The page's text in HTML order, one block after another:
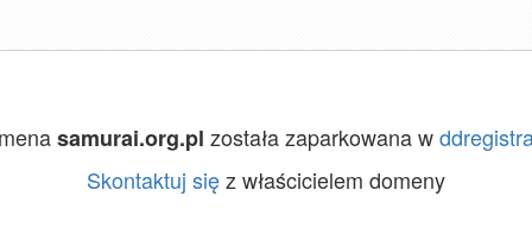
samurai.org.pl została zaparkowana w
Skontaktuj sięz właścicielem domeny